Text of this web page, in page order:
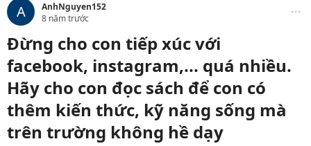
A
AnhNguyen152
8 năm trước
Đừng cho con tiếp xúc với
facebook, instagram,... quá nhiều.
Hãy cho con đọc sách để con có
thêm kiến thức, kỹ năng sống mà
trên trường không hề dạy